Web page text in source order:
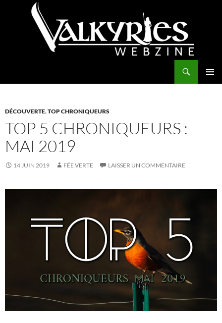
DÉCOUVERTE,TOP CHRONIQUEURS
TOP 5 CHRONIQUEURS :
MAI 2019
14 JUIN 2019 FÉE VERTE LAISSER UN COMMENTAIRE